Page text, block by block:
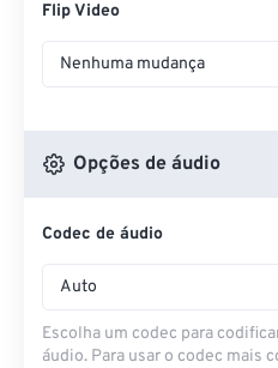
Flip Video
Nenhuma mudança
Opções de áudio
Codec de áudio
Auto
Escolha um codec para
áudio. Para usar o codec mais